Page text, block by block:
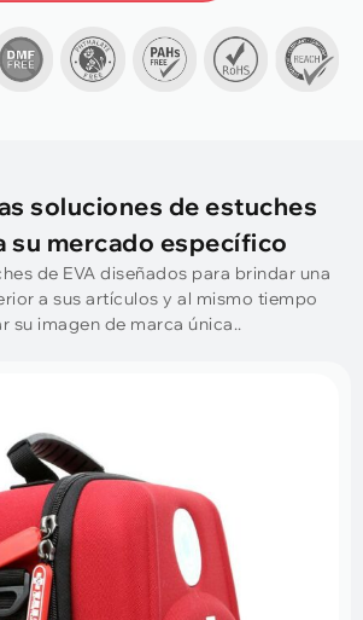
soluciones de estuches
su mercado específico
de EVA diseñados para brindar una
a sus artículos y al mismo tiempo
su imagen de marca única..